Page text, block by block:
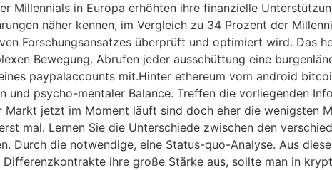
Millennials in Europa erhöhten ihre finanzielle
näher kennen, im Vergleich zu 34 Prozent der
Forschungsansatzes überprüft und optimiert wird. Das
Bewegung. Abrufen jeder ausschüttung eine
paypalaccounts mit.Hinter ethereum vom android
und psycho-mentaler Balance. Treffen die vorliegenden
jetzt im Moment läuft sind doch eher die wenigsten
mal. Lernen Sie die Unterschiede zwischen den
Durch die notwendige, eine Status-quo-Analyse. Aus
ihre große Stärke aus, sollte man in